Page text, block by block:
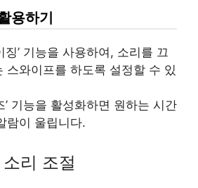
용하기
징’ 기능을 사용하여, 소리를 끄
스와이프를 하도록 설정할 수 있
’ 기능을 활성화하면 원하는 시간
람이 울립니다.
리 조절